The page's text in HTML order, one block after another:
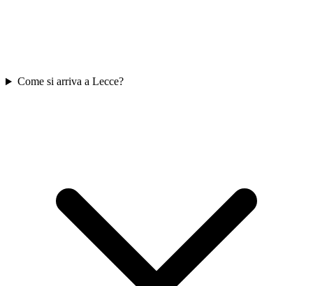
Come si arriva a Lecce?